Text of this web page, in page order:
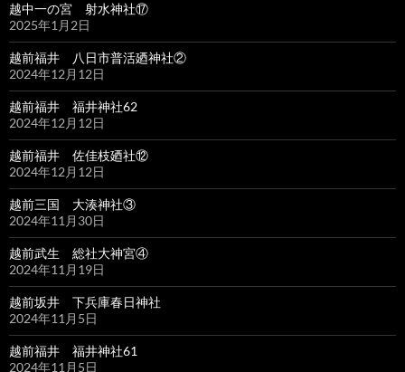
越中一の宮 射水神社⑰
2025年1月2日
越前福井 八日市普活廼神社②
2024年12月12日
越前福井 福井神社62
2024年12月12日
越前福井 佐佳枝廼社⑫
2024年12月12日
越前三国 大湊神社③
2024年11月30日
越前武生 総社大神宮④
2024年11月19日
越前坂井 下兵庫春日神社
2024年11月5日
越前福井 福井神社61
2024年11月5日